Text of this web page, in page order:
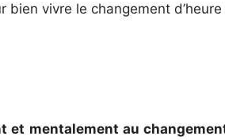
vivre le changement d’heure
et mentalement au